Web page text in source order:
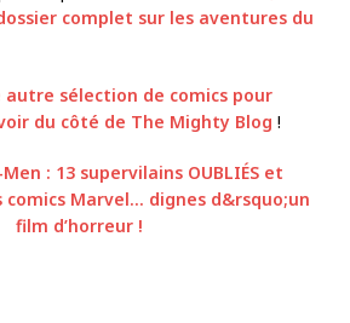
complet sur les aventures du
autre sélection de comics pour
du côté de The Mighty Blog !
: 13 supervilains OUBLIÉS et
comics Marvel… dignes d&rsquo;un
film d’horreur !